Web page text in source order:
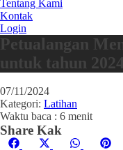
Tentang Kami
Kontak
Login
Petualangan
untuk tahun 2024
07/11/2024
Kategori: Latihan
Waktu baca : 6 menit
Share Kak
Share
FacebookShare
Share